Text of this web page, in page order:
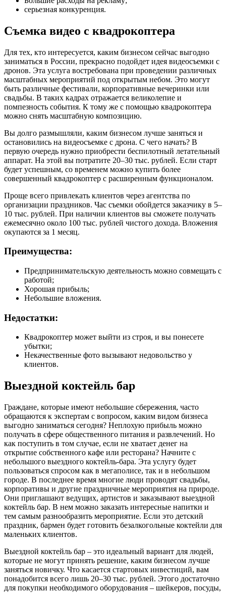
серьезная конкуренция.
Съемка видео с квадрокоптера
Для тех, кто интересуется, каким бизнесом сейчас выгодно
заниматься в России, прекрасно подойдет идея видеосъемки с
дронов. Эта услуга востребована при проведении различных
масштабных мероприятий под открытым небом. Это могут
быть различные фестивали, корпоративные вечеринки или
свадьбы. В таких кадрах отражается великолепие и
помпезность события. К тому же с помощью квадрокоптера
можно снять масштабную композицию.
Вы долго размышляли, каким бизнесом лучше заняться и
остановились на видеосъемке с дрона. С чего начать? В
первую очередь нужно приобрести беспилотный летательный
аппарат. На этой вы потратите 20–30 тыс. рублей. Если старт
будет успешным, со временем можно купить более
совершенный квадрокоптер с расширенным функционалом.
Проще всего привлекать клиентов через агентства по
организации праздников. Час съемки обойдется заказчику в 5–
10 тыс. рублей. При наличии клиентов вы сможете получать
ежемесячно около 100 тыс. рублей чистого дохода. Вложения
окупаются за 1 месяц.
Преимущества:
Предпринимательскую деятельность можно совмещать с
работой;
Хорошая прибыль;
Небольшие вложения.
Недостатки:
Квадрокоптер может выйти из строя, и вы понесете
убытки;
Некачественные фото вызывают недовольство у
клиентов.
Выездной коктейль бар
Граждане, которые имеют небольшие сбережения, часто
обращаются к экспертам с вопросом, каким видом бизнеса
выгодно заниматься сегодня? Неплохую прибыль можно
получать в сфере общественного питания и развлечений. Но
как поступить в том случае, если не хватает денег на
открытие собственного кафе или ресторана? Начните с
небольшого выездного коктейль-бара. Эта услугу будет
пользоваться спросом как в мегаполисе, так и в небольшом
городе. В последнее время многие люди проводят свадьбы,
корпоративы и другие праздничные мероприятия на природе.
Они приглашают ведущих, артистов и заказывают выездной
коктейль бар. В нем можно заказать интересные напитки и
тем самым разнообразить мероприятие. Если это детский
праздник, бармен будет готовить безалкогольные коктейли для
маленьких клиентов.
Выездной коктейль бар – это идеальный вариант для людей,
которые не могут принять решение, каким бизнесом лучше
заняться новичку. Что касается стартовых инвестиций, вам
понадобится всего лишь 20–30 тыс. рублей. Этого достаточно
для покупки необходимого оборудования – шейкеров, посуды,